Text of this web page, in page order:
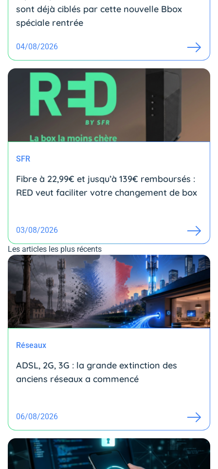
sont déjà ciblés par cette nouvelle Bbox
spéciale rentrée
04/08/2026
SFR
Fibre à 22,99€ et jusqu’à 139€ remboursés :
RED veut faciliter votre changement de box
03/08/2026
Les articles les plus récents
Réseaux
ADSL, 2G, 3G : la grande extinction des
anciens réseaux a commencé
06/08/2026